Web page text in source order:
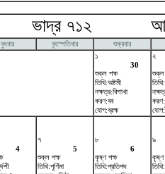
ভাদ্র ৭১২
বুধবার বৃহস্পতিবার
শুক্রবার
১
30
শুক্ল পক্ষ
তিথি:অষ্টমী
নক্ষত্র:বিশাখা
করণ:বব
যোগ:ব্রহ্ম
২
শুক্ল
4
৭
5
শুক্ল পক্ষ
তিথি:পূর্ণিমা
৮
6
কৃষ্ণ পক্ষ
তিথি:প্রতিপদ
৯
কৃষ্ণ